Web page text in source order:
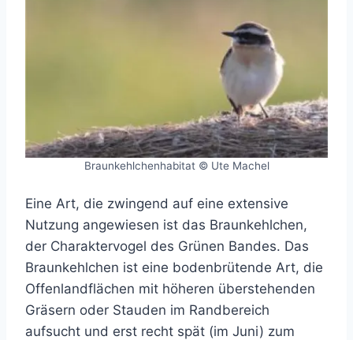
Braunkehlchenhabitat © Ute Machel
Eine Art, die zwingend auf eine extensive
Nutzung angewiesen ist das Braunkehlchen,
der Charaktervogel des Grünen Bandes. Das
Braunkehlchen ist eine bodenbrütende Art, die
Offenlandflächen mit höheren überstehenden
Gräsern oder Stauden im Randbereich
aufsucht und erst recht spät (im Juni) zum